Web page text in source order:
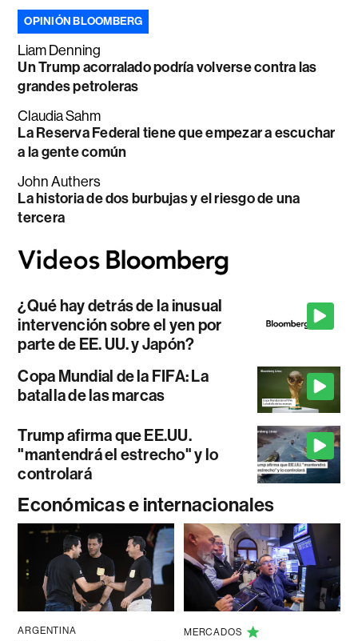
OPINIÓN BLOOMBERG
Liam Denning
Un Trump acorralado podría volverse contra las
grandes petroleras
Claudia Sahm
La Reserva Federal tiene que empezar a escuchar
a la gente común
John Authers
La historia de dos burbujas y el riesgo de una
tercera
¿Qué hay detrás de la inusual
intervención sobre el yen por
parte de EE. UU. y Japón?
Copa Mundial de la FIFA: La
batalla de las marcas
Trump afirma que EE.UU.
"mantendrá el estrecho" y lo
controlará
Económicas e internacionales
ARGENTINA MERCADOS